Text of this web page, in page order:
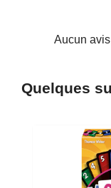
Aucun
Quelques